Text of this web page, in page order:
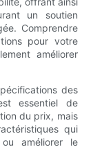
un soutien
Comprendre
pour votre
améliorer
des
essentiel de
du prix, mais
qui
améliorer le